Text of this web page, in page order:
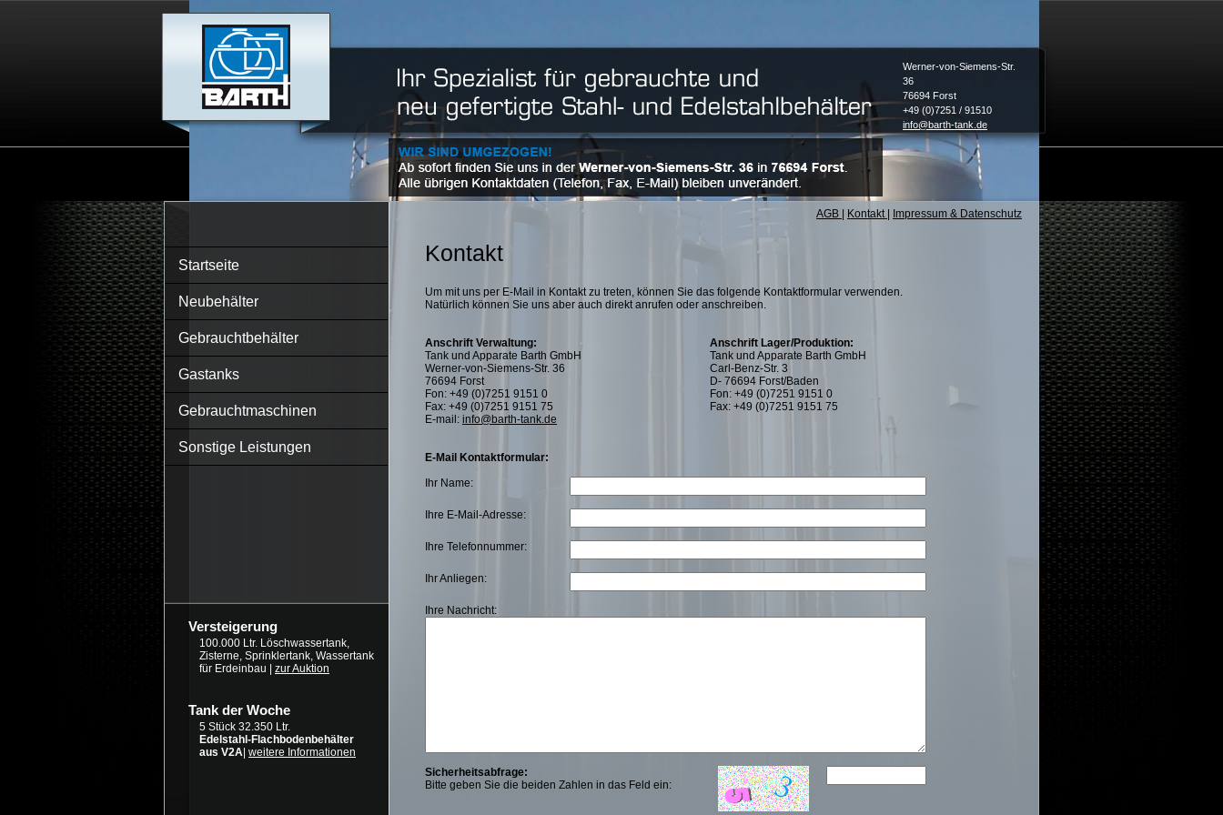
Werner-von-Siemens-Str.
36
76694 Forst
+49 (0)7251 / 91510
info@barth-tank.de
AGB Kontakt Impressum & Datenschutz
Startseite
Neubehälter
Gebrauchtbehälter
Gastanks
Gebrauchtmaschinen
Sonstige Leistungen
Versteigerung
100.000 Ltr. Löschwassertank,
Zisterne, Sprinklertank, Wassertank
für Erdeinbau | zur Auktion
Tank der Woche
5 Stück 32.350 Ltr.
Edelstahl-Flachbodenbehälter
aus V2A weitere Informationen
Kontakt
Um mit uns per E-Mail in Kontakt zu treten, können Sie das folgende Kontaktformular verwenden.
Natürlich können Sie uns aber auch direkt anrufen oder anschreiben.
Anschrift Verwaltung:
Tank und Apparate Barth GmbH
Werner-von-Siemens-Str. 36
76694 Forst
Fon: +49 (0)7251 9151 0
Fax: +49 (0)7251 9151 75
E-mail: info@barth-tank.de
Anschrift Lager/Produktion:
Tank und Apparate Barth GmbH
Carl-Benz-Str. 3
D- 76694 Forst/Baden
Fon: +49 (0)7251 9151 0
Fax: +49 (0)7251 9151 75
E-Mail Kontaktformular:
Ihr Name:
Ihre E-Mail-Adresse:
Ihre Telefonnummer:
Ihr Anliegen:
Ihre Nachricht:
Sicherheitsabfrage:
Bitte geben Sie die beiden Zahlen in das Feld ein: